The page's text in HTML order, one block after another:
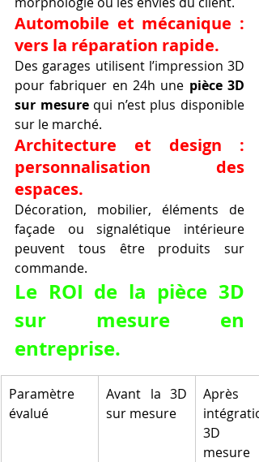
Automobile et mécanique :
vers la réparation rapide.
Des garages utilisent l’impression 3D
pour fabriquer en 24h une pièce 3D
sur mesure qui n’est plus disponible
sur le marché.
Architecture et design :
personnalisation des
espaces.
Décoration, mobilier, éléments de
façade ou signalétique intérieure
peuvent tous être produits sur
commande.
Le ROI de la pièce 3D
sur mesure en
entreprise.
Paramètre
évalué
Avant la 3D
sur mesure
Après
3D
mesure